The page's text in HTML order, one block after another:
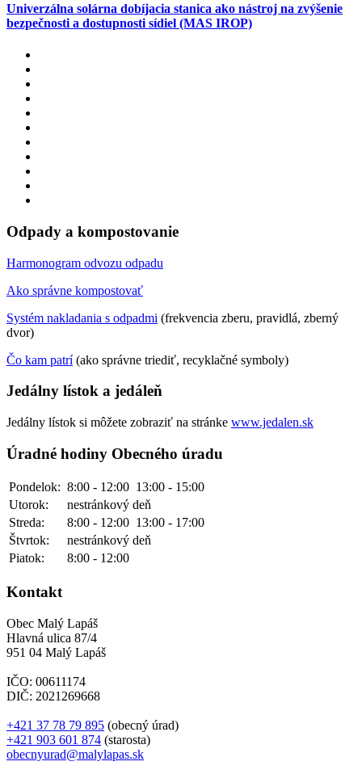
Univerzálna solárna dobíjacia stanica ako nástroj na zvýšenie
bezpečnosti a dostupnosti sídiel (MAS IROP)
Odpady a kompostovanie
Harmonogram odvozu odpadu
Ako správne kompostovať
Systém nakladania s odpadmi (frekvencia zberu, pravidlá, zberný
dvor)
Čo kam patrí(ako správne triediť, recyklačné symboly)
Jedálny lístok a jedáleň
Jedálny lístok si môžete zobraziť na stránke www.jedalen.sk
Úradné hodiny Obecného úradu
Pondelok: 8:00 - 12:00 13:00 - 15:00
Utorok:
nestránkový deň
Streda:
8:00 - 12:00 13:00 - 17:00
Štvrtok:
nestránkový deň
Piatok:
8:00 - 12:00
Kontakt
Obec Malý Lapáš
Hlavná ulica 87/4
951 04 Malý Lapáš
IČO: 00611174
DIČ: 2021269668
+421 37 78 79 895 (obecný úrad)
+421 903 601 874 (starosta)
obecnyurad@malylapas.sk